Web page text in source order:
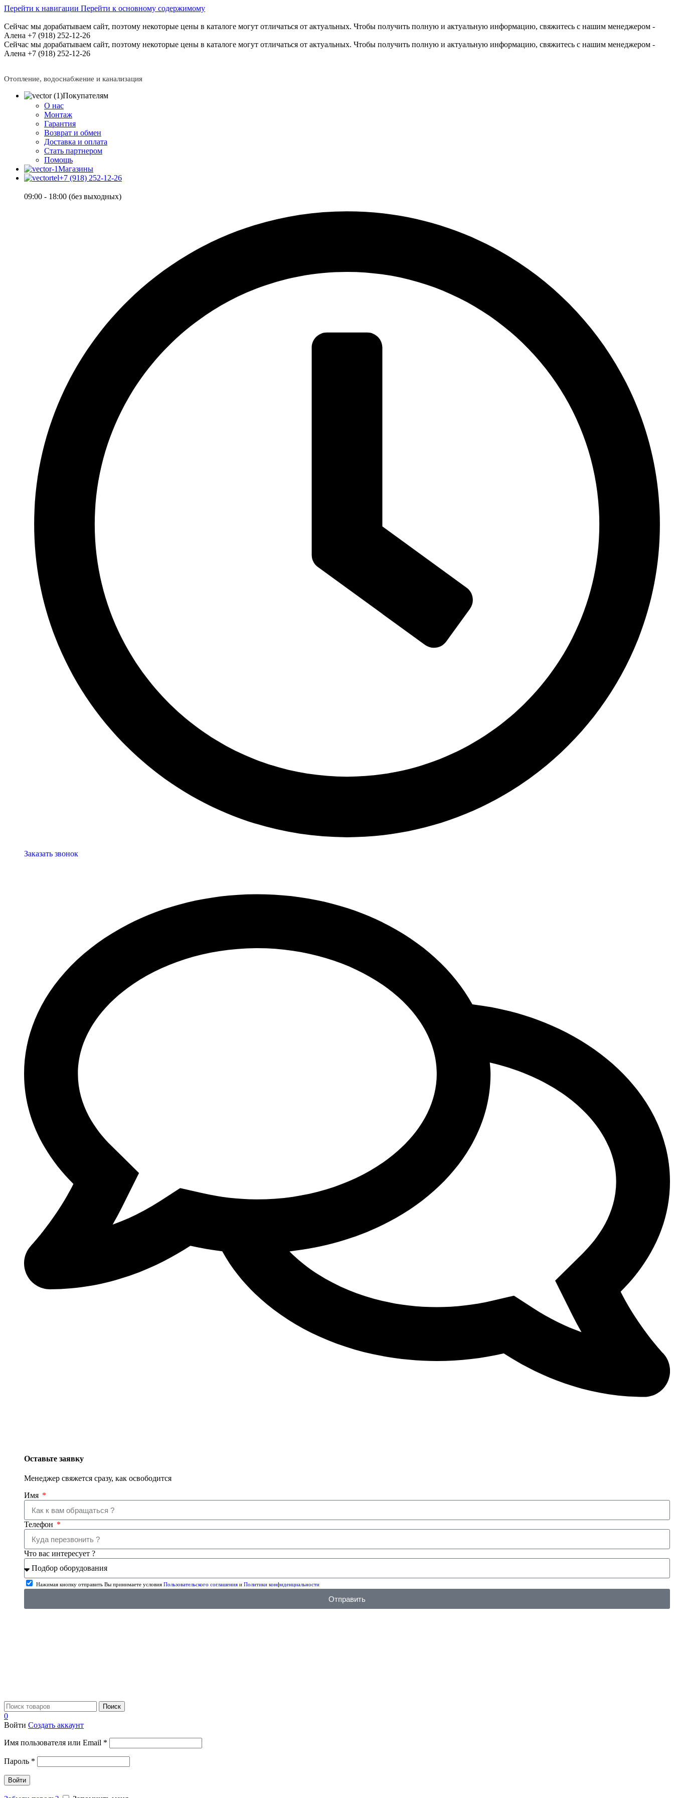
Перейти к навигации Перейти к основному содержимому
Сейчас мы дорабатываем сайт, поэтому некоторые цены в каталоге могут отличаться от актуальных. Чтобы получить полную и актуальную информацию, свяжитесь с нашим менеджером -
Алена +7 (918) 252-12-26
Сейчас мы дорабатываем сайт, поэтому некоторые цены в каталоге могут отличаться от актуальных. Чтобы получить полную и актуальную информацию, свяжитесь с нашим менеджером -
Алена +7 (918) 252-12-26
Отопление, водоснабжение и канализация
Покупателям
О нас
Монтаж
Гарантия
Возврат и обмен
Доставка и оплата
Стать партнером
Помощь
Магазины
+7 (918) 252-12-26
09:00 - 18:00 (без выходных)
Заказать звонок
Оставьте заявку
Менеджер свяжется сразу, как освободится
Имя
Телефон
Что вас интересует ?
Нажимая кнопку отправить Вы принимаете условия Пользовательского соглашения и Политики конфиденциальности
Отправить
Поиск
0
Войти Создать аккаунт
Имя пользователя или Email *
Пароль *
Войти